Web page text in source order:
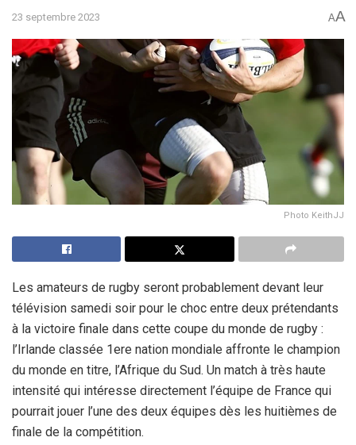
23 septembre 2023 AA
Photo KeithJJ
Les amateurs de rugby seront probablement devant leur
télévision samedi soir pour le choc entre deux prétendants
à la victoire finale dans cette coupe du monde de rugby :
l’Irlande classée 1ere nation mondiale affronte le champion
du monde en titre, l’Afrique du Sud. Un match à très haute
intensité qui intéresse directement l’équipe de France qui
pourrait jouer l’une des deux équipes dès les huitièmes de
finale de la compétition.